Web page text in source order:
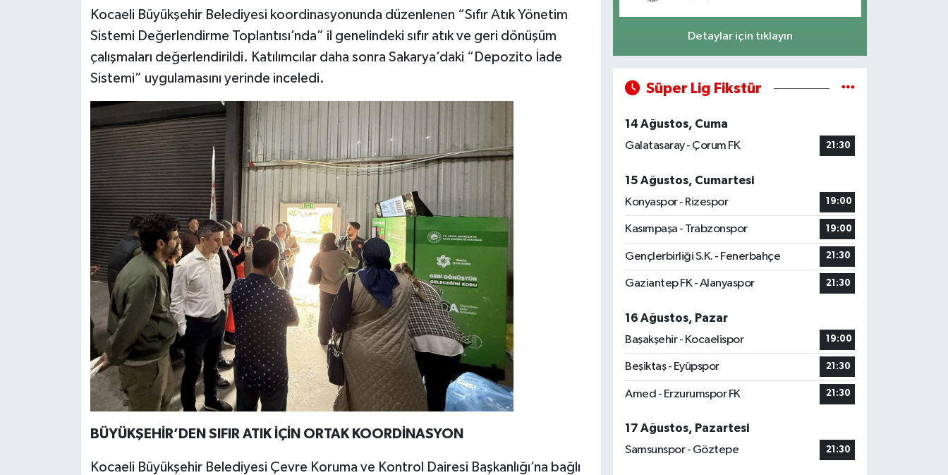
Kocaeli Büyükşehir Belediyesi koordinasyonunda düzenlenen “Sıfır Atık Yönetim
Sistemi Değerlendirme Toplantısı’nda” il genelindeki sıfır atık ve geri dönüşüm
çalışmaları değerlendirildi. Katılımcılar daha sonra Sakarya’daki “Depozito İade
Sistemi” uygulamasını yerinde inceledi.
BÜYÜKŞEHİR’DEN SIFIR ATIK İÇİN ORTAK KOORDİNASYON
Kocaeli Büyükşehir Belediyesi Çevre Koruma ve Kontrol Dairesi Başkanlığı’na bağlı
Detaylar için tıklayın
Süper Lig Fikstür
14 Ağustos, Cuma
Galatasaray - Çorum FK
21:30
15 Ağustos, Cumartesi
Konyaspor - Rizespor
19:00
Kasımpaşa - Trabzonspor 19:00
Gençlerbirliği S.K. - Fenerbahçe 21:30
Gaziantep FK - Alanyaspor 21:30
16 Ağustos, Pazar
Başakşehir - Kocaelispor
19:00
Beşiktaş - Eyüpspor 21:30
Amed - Erzurumspor FK 21:30
17 Ağustos, Pazartesi
Samsunspor - Göztepe
21:30